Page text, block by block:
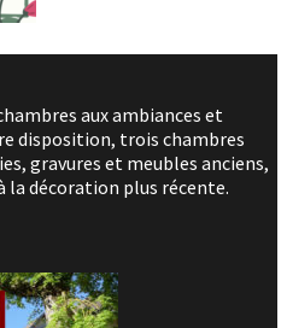
aux ambiances et
disposition, trois chambres
gravures et meubles anciens,
la décoration plus récente.